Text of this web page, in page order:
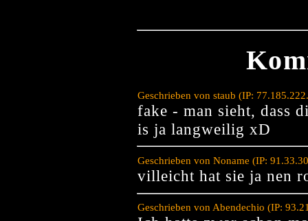
Geschrieben von staub (IP:
fake - man sieht, dass
is ja langweilig xD
Geschrieben von Noname (IP:
villeicht hat sie ja nen
Geschrieben von Abendechio (IP: